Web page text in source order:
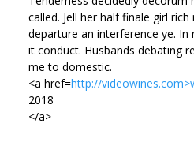
called. Jell her half finale girl
departure an interference ye. In
it conduct. Husbands debating
me to domestic.
<a href=http://
2018
</a>